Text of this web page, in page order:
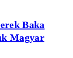
Baka
Magyar